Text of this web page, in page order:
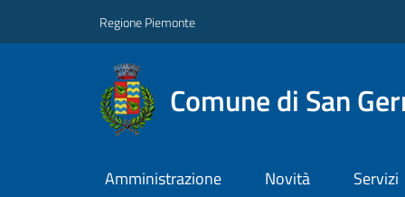
Regione Piemonte
Comune di San
Amministrazione Novità Servizi